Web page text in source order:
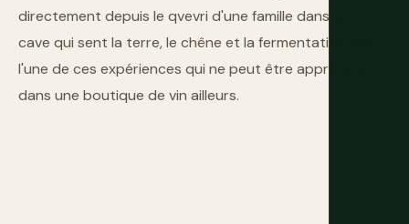
directement depuis le qvevri d'une famille dans une
cave qui sent la terre, le chêne et la fermentation est
l'une de ces expériences qui ne peut être approximée
dans une boutique de vin ailleurs.